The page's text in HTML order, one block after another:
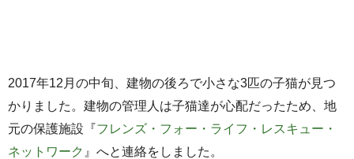
2017年12月の中旬、建物の後ろで小さな3匹の子猫が見つ
かりました。建物の管理人は子猫達が心配だったため、地
元の保護施設『フレンズ・フォー・ライフ・レスキュー・
ネットワーク 』へと連絡をしました。